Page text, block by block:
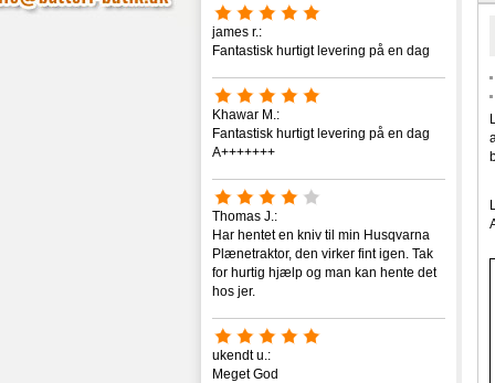
james r.:
Fantastisk hurtigt levering på en dag
Khawar M.:
Fantastisk hurtigt levering på en dag
A+++++++
Thomas J.:
Har hentet en kniv til min Husqvarna
Plænetraktor, den virker fint igen. Tak
for hurtig hjælp og man kan hente det
hos jer.
ukendt u.:
Meget God